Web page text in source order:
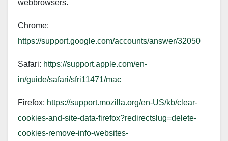
webbrowsers.
Chrome:
https://support.google.com/accounts/answer/32050
Safari: https://support.apple.com/en-
in/guide/safari/sfri11471/mac
Firefox: https://support.mozilla.org/en-US/kb/clear-
cookies-and-site-data-firefox?redirectslug=delete-
cookies-remove-info-websites-